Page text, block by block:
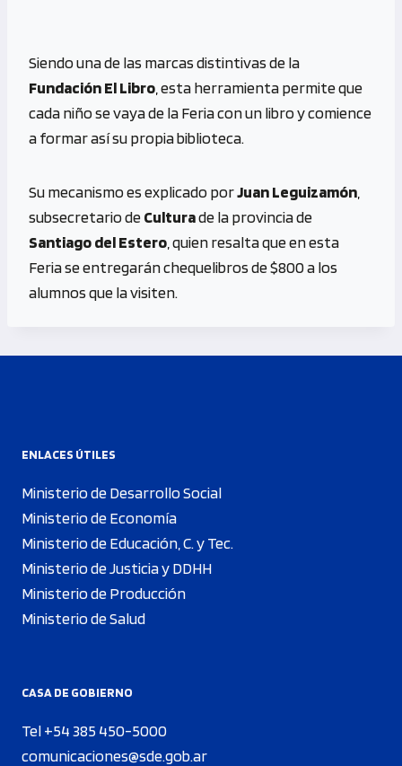
Siendo una de las marcas distintivas de la
Fundación El Libro , esta herramienta permite que
cada niño se vaya de la Feria con un libro y comience
a formar así su propia biblioteca.
Su mecanismo es explicado porJuan Leguizamón
subsecretario deCulturade la provincia de
Santiago del Estero , quien resalta que en esta
Feria se entregarán chequelibros de $800 a los
alumnos que la visiten.
ENLACES ÚTILES
Ministerio de Desarrollo Social
Ministerio de Economía
Ministerio de Educación, C. y Tec.
Ministerio de Justicia y DDHH
Ministerio de Producción
Ministerio de Salud
CASA DE GOBIERNO
Tel +54 385 450-5000
comunicaciones@sde.gob.ar